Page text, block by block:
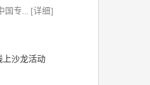
国专... [详细]
上沙龙活动